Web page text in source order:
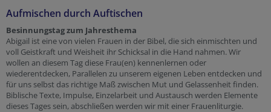
Aufmischen durch Auftischen
Besinnungstag zum Jahresthema
Abigail ist eine von vielen Frauen in der Bibel, die sich einmischten und
voll Geistkraft und Weisheit ihr Schicksal in die Hand nahmen. Wir
wollen an diesem Tag diese Frau(en) kennenlernen oder
wiederentdecken, Parallelen zu unserem eigenen Leben entdecken und
für uns selbst das richtige Maß zwischen Mut und Gelassenheit finden.
Biblische Texte, Impulse, Einzelarbeit und Austausch werden Elemente
dieses Tages sein, abschließen werden wir mit einer Frauenliturgie.